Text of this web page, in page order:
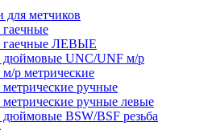
для метчиков
гаечные ЛЕВЫЕ
дюймовые UNC/UNF м/р
р метрические
ручные
ручные левые
BSW/BSF резьба